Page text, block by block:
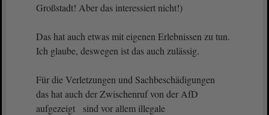
Großstadt! Aber das interessiert nicht!)
Das hat auch etwas mit eigenen Erlebnissen zu tun.
Ich glaube, deswegen ist das auch zulässig.
Für die Verletzungen und Sachbeschädigungen
das hat auch der Zwischenruf von der AfD
aufgezeigt sind vor allem illegale